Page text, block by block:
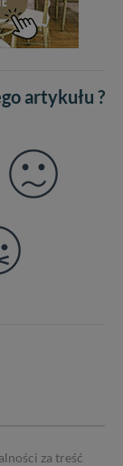
artykułu ?
za treść